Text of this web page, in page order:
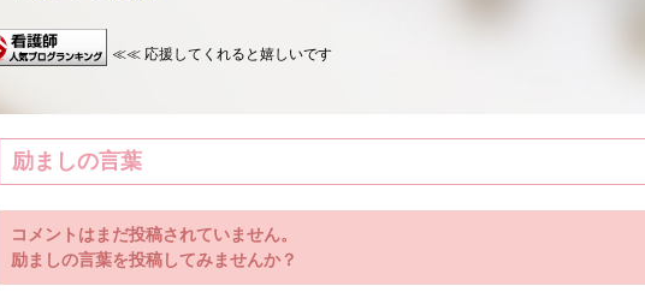
≪≪ 応援してくれると嬉しいです
励ましの言葉
コメントはまだ投稿されていません。
励ましの言葉を投稿してみませんか？